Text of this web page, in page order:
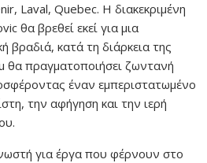
Laval,Quebec. Ηδιακεκριμένη
θαβρεθείεκείγιαμια
βραδιά,κατάτηδιάρκειατης
θαπραγματοποιήσειζωντανή
ένανεμπεριστατωμένο
τηναφήγησηκαιτηνιερή
γιαέργαπουφέρνουνστο